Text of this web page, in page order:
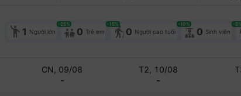
emoji_people 1 Người lớn 0 Trẻ em
-25%
elderly 0 Người cao tuổi
-15%
0 Sinh viên
-10 % -5%
CN, 09/08
-
T2, 10/08
-